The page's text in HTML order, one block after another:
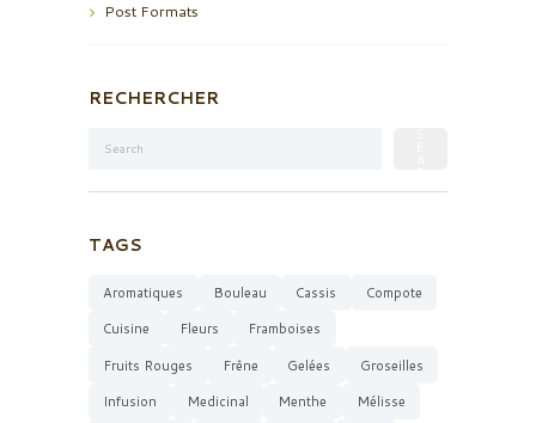
Post Formats
RECHERCHER
TAGS
Aromatiques Bouleau Cassis
Compote
Cuisine
Fleurs
Framboises
Fruits Rouges
Frêne Gelées
Groseilles
Infusion
Medicinal Menthe
Mélisse